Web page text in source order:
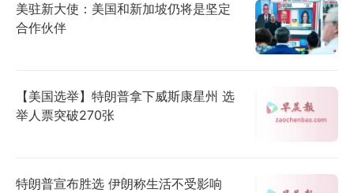
美驻新大使：美国和新加坡仍将是坚定
合作伙伴
【美国选举】特朗普拿下威斯康星州 选
举人票突破270张
特朗普宣布胜选 伊朗称生活不受影响